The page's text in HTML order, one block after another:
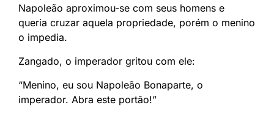
Napoleão aproximou-se com seus homens e
queria cruzar aquela propriedade, porém o menino
o impedia.
Zangado, o imperador gritou com ele:
“Menino, eu sou Napoleão Bonaparte, o
imperador. Abra este portão!”